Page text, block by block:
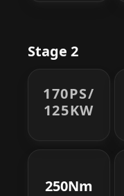
Stage 2
170PS/
125KW
250Nm